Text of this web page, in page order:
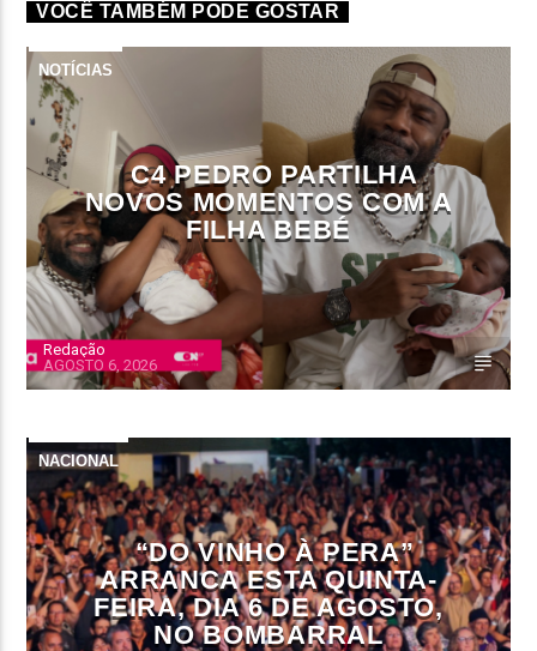
VOCÊ TAMBÉM PODE GOSTAR
NOTÍCIAS
C4 PEDRO PARTILHA
NOVOS MOMENTOS COM A
FILHA BEBÉ
Redação
AGOSTO 6, 2026
NACIONAL
“DO VINHO À PERA”
ARRANCA ESTA QUINTA-
FEIRA, DIA 6 DE AGOSTO,
NO BOMBARRAL